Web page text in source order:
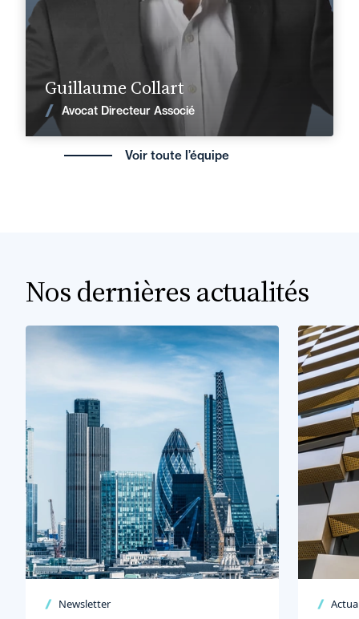
Guillaume Collart
Avocat Directeur AssociéVoir les actualités
Voir toute l’équipe
Nos dernières actualités
Newsletter